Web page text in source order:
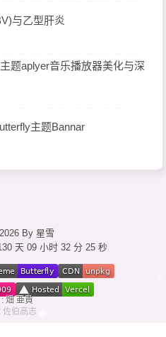
与乙型肝炎
题aplyer音乐播放器美化与深
主题Bannar
By 星雪
天 09 小时 32 分 26 秒
畑 亜貴
佐伯高志